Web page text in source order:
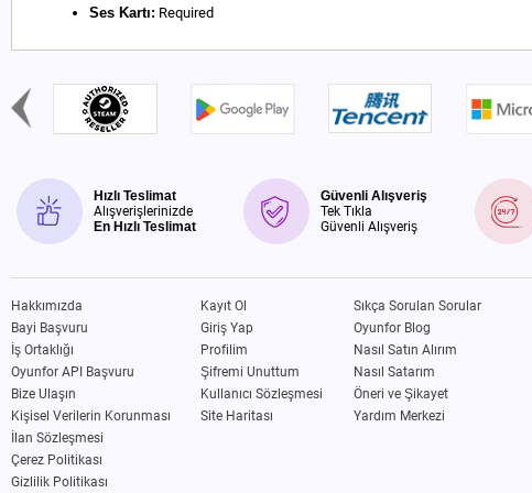
Ses Kartı: Required
Hızlı Teslimat
Alışverişlerinizde
En Hızlı Teslimat
Güvenli Alışveriş
Tek Tıkla
Güvenli Alışveriş
Hakkımızda
Bayi Başvuru
İş Ortaklığı
Oyunfor API Başvuru
Bize Ulaşın
Kişisel Verilerin Korunması
İlan Sözleşmesi
Çerez Politikası
Gizlilik Politikası
Kayıt Ol
Giriş Yap
Profilim
Şifremi Unuttum
Kullanıcı Sözleşmesi
Site Haritası
Sıkça Sorulan Sorular
Oyunfor Blog
Nasıl Satın Alırım
Nasıl Satarım
Öneri ve Şikayet
Yardım Merkezi